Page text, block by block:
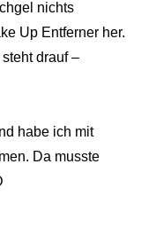
nichts
Up Entferner her.
drauf –
habe ich mit
Da musste